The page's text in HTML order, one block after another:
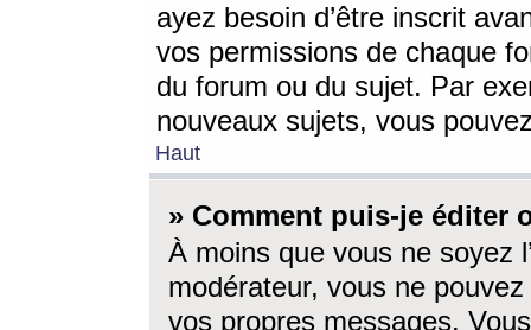
ayez besoin d’être inscrit
vos permissions de chaque
du forum ou du sujet. Par
nouveaux sujets, vous
Haut
» Comment puis-je éditer
À moins que vous ne soyez
modérateur, vous ne
vos propres messages.